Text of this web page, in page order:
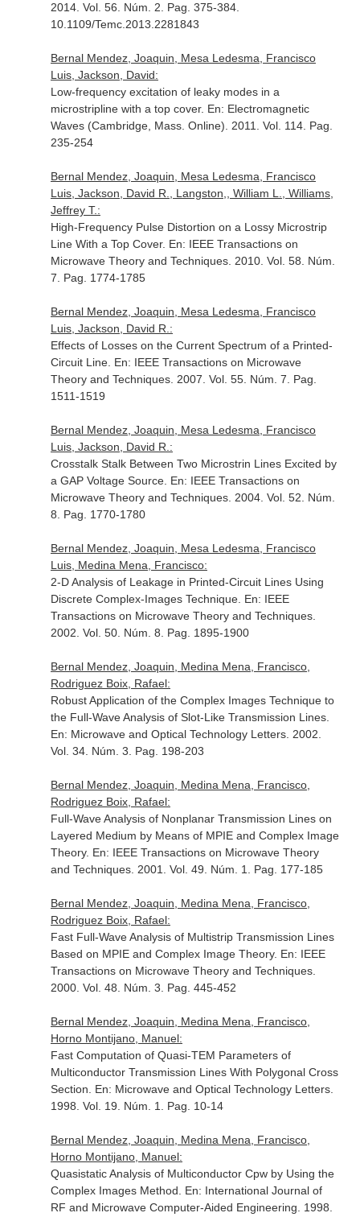
2014. Vol. 56. Núm. 2. Pag. 375-384.
10.1109/Temc.2013.2281843
Bernal Mendez, Joaquin, Mesa Ledesma, Francisco
Luis, Jackson, David:
Low-frequency excitation of leaky modes in a
microstripline with a top cover. En: Electromagnetic
Waves (Cambridge, Mass. Online) . 2011. Vol. 114. Pag.
235-254
Bernal Mendez, Joaquin, Mesa Ledesma, Francisco
Luis, Jackson, David R., Langston,, William L., Williams,
Jeffrey T.:
High-Frequency Pulse Distortion on a Lossy Microstrip
Line With a Top Cover. En: IEEE Transactions on
Microwave Theory and Techniques. 2010. Vol. 58. Núm.
7. Pag. 1774-1785
Bernal Mendez, Joaquin, Mesa Ledesma, Francisco
Luis, Jackson, David R.:
Effects of Losses on the Current Spectrum of a Printed-
Circuit Line. En: IEEE Transactions on Microwave
Theory and Techniques. 2007. Vol. 55. Núm. 7. Pag.
1511-1519
Bernal Mendez, Joaquin, Mesa Ledesma, Francisco
Luis, Jackson, David R.:
Crosstalk Stalk Between Two Microstrin Lines Excited by
a GAP Voltage Source. En: IEEE Transactions on
Microwave Theory and Techniques. 2004. Vol. 52. Núm.
8. Pag. 1770-1780
Bernal Mendez, Joaquin, Mesa Ledesma, Francisco
Luis, Medina Mena, Francisco:
2-D Analysis of Leakage in Printed-Circuit Lines Using
Discrete Complex-Images Technique. En: IEEE
Transactions on Microwave Theory and Techniques.
2002. Vol. 50. Núm. 8. Pag. 1895-1900
Bernal Mendez, Joaquin, Medina Mena, Francisco,
Rodriguez Boix, Rafael:
Robust Application of the Complex Images Technique to
the Full-Wave Analysis of Slot-Like Transmission Lines.
En: Microwave and Optical Technology Letters. 2002.
Vol. 34. Núm. 3. Pag. 198-203
Bernal Mendez, Joaquin, Medina Mena, Francisco,
Rodriguez Boix, Rafael:
Full-Wave Analysis of Nonplanar Transmission Lines on
Layered Medium by Means of MPIE and Complex Image
Theory. En: IEEE Transactions on Microwave Theory
and Techniques. 2001. Vol. 49. Núm. 1. Pag. 177-185
Bernal Mendez, Joaquin, Medina Mena, Francisco,
Rodriguez Boix, Rafael:
Fast Full-Wave Analysis of Multistrip Transmission Lines
Based on MPIE and Complex Image Theory. En: IEEE
Transactions on Microwave Theory and Techniques.
2000. Vol. 48. Núm. 3. Pag. 445-452
Bernal Mendez, Joaquin, Medina Mena, Francisco,
Horno Montijano, Manuel:
Fast Computation of Quasi-TEM Parameters of
Multiconductor Transmission Lines With Polygonal Cross
Section. En: Microwave and Optical Technology Letters.
1998. Vol. 19. Núm. 1. Pag. 10-14
Bernal Mendez, Joaquin, Medina Mena, Francisco,
Horno Montijano, Manuel:
Quasistatic Analysis of Multiconductor Cpw by Using the
Complex Images Method. En: International Journal of
RF and Microwave Computer-Aided Engineering . 1998.